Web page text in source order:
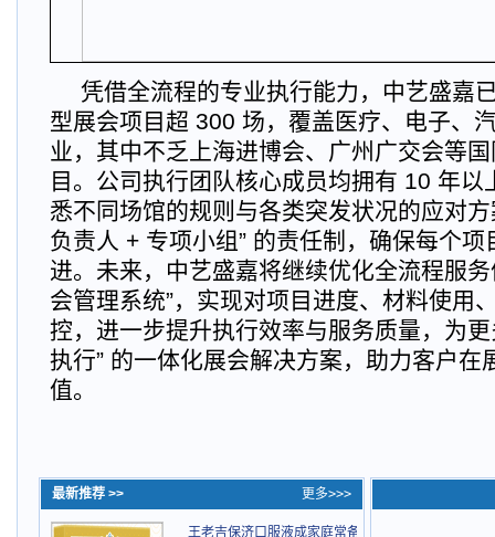
凭借全流程的专业执行能力，中艺盛嘉
型展会项目超 300 场，覆盖医疗、电子、
业，其中不乏上海进博会、广州广交会等
目。公司执行团队核心成员均拥有 10 年以
悉不同场馆的规则与各类突发状况的应对
负责人 + 专项小组” 的责任制，确保每个
进。未来，中艺盛嘉将继续优化全流程服
会管理系统”，实现对项目进度、材料使用
控，进一步提升执行效率与服务质量，为
执行” 的一体化展会解决方案，助力客户在
值。
最新推荐 >> 更多>>>
王老吉保济口服液成家庭常备药